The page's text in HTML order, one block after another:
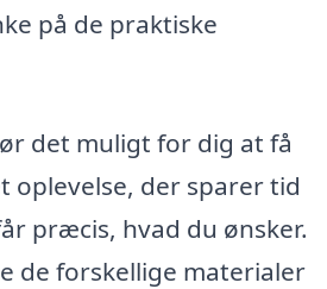
på de praktiske
det muligt for dig at få
oplevelse, der sparer tid
præcis, hvad du ønsker.
de forskellige materialer